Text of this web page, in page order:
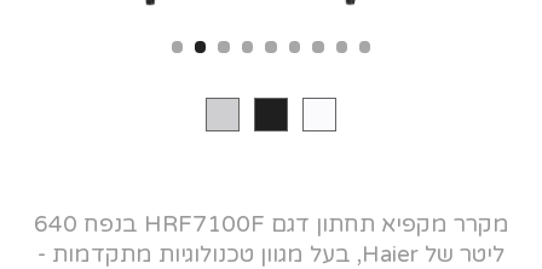
מקרר מקפיא תחתון דגם HRF7100F בנפח 640
ליטר של Haier, בעל מגוון טכנולוגיות מתקדמות -